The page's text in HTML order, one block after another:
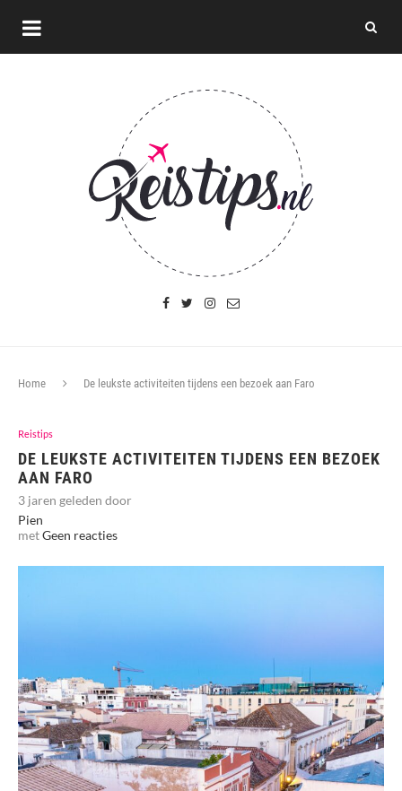
Home De leukste activiteiten tijdens een bezoek aan Faro
Reistips
DE LEUKSTE ACTIVITEITEN TIJDENS EEN BEZOEK
AAN FARO
3 jaren geleden door
Pien
metGeen reacties